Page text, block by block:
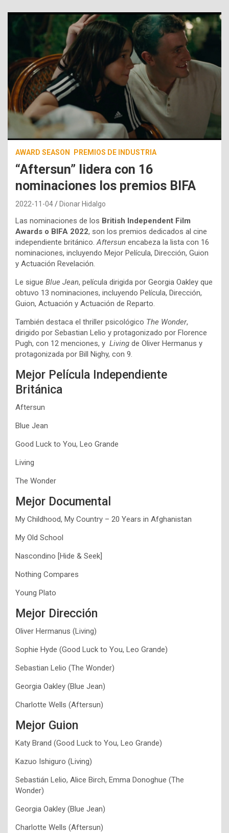
AWARD SEASON PREMIOS DE INDUSTRIA
“Aftersun” lidera con 16
nominaciones los premios BIFA
2022-11-04 Dionar Hidalgo
Las nominaciones de los British Independent Film
Awards o BIFA 2022, son los premios dedicados al cine
independiente británico.Aftersun encabeza la lista con 16
nominaciones, incluyendo Mejor Película, Dirección, Guion
y Actuación Revelación.
Le sigue Blue Jean, película dirigida por Georgia Oakley que
obtuvo 13 nominaciones, incluyendo Película, Dirección,
Guion, Actuación y Actuación de Reparto.
También destaca el thriller psicológico The Wonder,
dirigido por Sebastian Lelio y protagonizado por Florence
Pugh, con 12 menciones, y Living de Oliver Hermanus y
protagonizada por Bill Nighy, con 9.
Mejor Película Independiente
Británica
Aftersun
Blue Jean
Good Luck to You, Leo Grande
Living
The Wonder
Mejor Documental
My Childhood, My Country – 20 Years in Afghanistan
My Old School
Nascondino [Hide & Seek]
Nothing Compares
Young Plato
Mejor Dirección
Oliver Hermanus (Living)
Sophie Hyde (Good Luck to You, Leo Grande)
Sebastian Lelio (The Wonder)
Georgia Oakley (Blue Jean)
Charlotte Wells (Aftersun)
Mejor Guion
Katy Brand (Good Luck to You, Leo Grande)
Kazuo Ishiguro (Living)
Sebastián Lelio, Alice Birch, Emma Donoghue (The
Wonder)
Georgia Oakley (Blue Jean)
Charlotte Wells (Aftersun)